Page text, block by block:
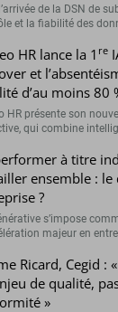
de la DSN de
et la fiabilité des
HR lance la 1 re
et
d’au moins 80
HR présente son
qui combine
à titre
ensemble : le
?
s’impose
majeur en
Ricard, Cegid :
de qualité,
»